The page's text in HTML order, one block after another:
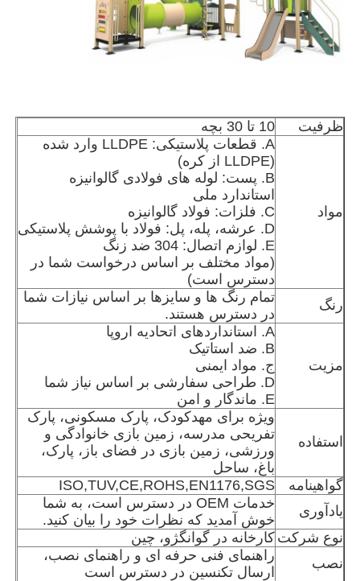
محصولات
بازدید از کارخانه
کنترل کیفیت
با ما تماس بگیرید
موارد
درخواست نقل قول
طراحی زمین بازی پارک
ظرفیت 10 تا 30 بچه
مواد
A. قطعات پلاستیکی: LLDPE وارد شده
(LLDPE از کره)
B. پست: لوله های فولادی گالوانیزه
استاندارد ملی
C. فلزات: فولاد گالوانیزه
D. عرشه، پله، پل: فولاد با پوشش پلاستیکی
E. لوازم اتصال: 304 ضد زنگ
(مواد مختلف بر اساس درخواست شما در
دسترس است)
رنگ
تمام رنگ ها و سايزها بر اساس نيازات شما
در دسترس هستند.
مزیت
A. استانداردهای اتحادیه اروپا
B. ضد استاتیک
ج. مواد ایمنی
D. طراحی سفارشی بر اساس نیاز شما
E. ماندگار و امن
استفاده
ویژه برای مهدکودک، پارک مسکونی، پارک
تفریحی مدرسه، زمین بازی خانوادگی و
ورزشی، زمین بازی در فضای باز، پارک،
باغ، ساحل
گواهینامه
ISO,TUV,CE,ROHS,EN1176,SGS
یادآوری
خدمات OEM در دسترس است، به شما
خوش آمدید که نظرات خود را بیان کنید.
نوع شرکت کارخانه در گوانگژو، چین
نصب
راهنمای فنی حرفه ای و راهنمای نصب،
ارسال تکنسین در دسترس است